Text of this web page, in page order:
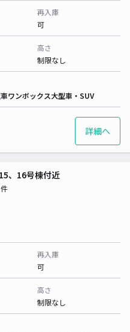
再入庫
可
高さ
制限なし
ワンボックス大型車・SUV
詳細へ
、16号棟付近
再入庫
可
高さ
制限なし